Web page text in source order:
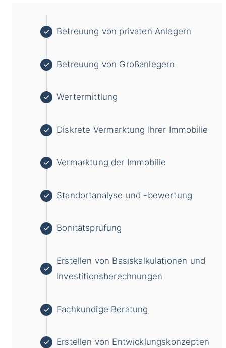
Betreuung von privaten Anlegern
Betreuung von Großanlegern
Wertermittlung
Diskrete Vermarktung Ihrer Immobilie
Vermarktung der Immobilie
Standortanalyse und -bewertung
Bonitätsprüfung
Erstellen von Basiskalkulationen und
Investitionsberechnungen
Fachkundige Beratung
Erstellen von Entwicklungskonzepten